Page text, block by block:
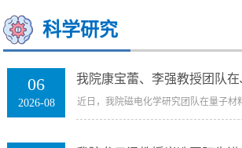
科学研究
06
2026-08